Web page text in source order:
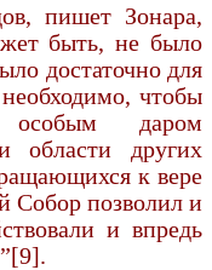
пишет Зонара,
быть, не было
доста­точно для
чтобы
особым даром
области других
к вере
Собор позволил и
и впредь